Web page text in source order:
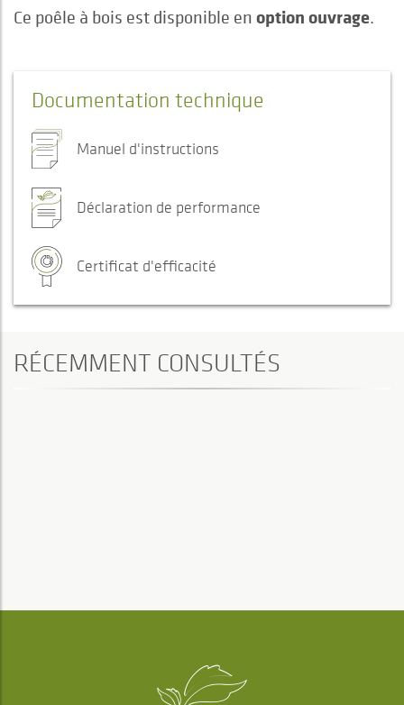
Ce poêle à bois est disponible en option ouvrage.
Documentation technique
Manuel d'instructions
Déclaration de performance
Certificat d'efficacité
RÉCEMMENT CONSULTÉS